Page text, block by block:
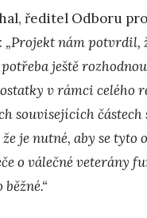
ředitel Odboru
„Projekt nám potvrdil,
ještě
v rámci celého
souvisejících
je nutné, aby se
o válečné veterány